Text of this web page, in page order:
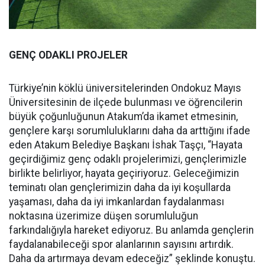
GENÇ ODAKLI PROJELER
Türkiye’nin köklü üniversitelerinden Ondokuz Mayıs
Üniversitesinin de ilçede bulunması ve öğrencilerin
büyük çoğunluğunun Atakum’da ikamet etmesinin,
gençlere karşı sorumluluklarını daha da arttığını ifade
eden Atakum Belediye Başkanı İshak Taşçı, “Hayata
geçirdiğimiz genç odaklı projelerimizi, gençlerimizle
birlikte belirliyor, hayata geçiriyoruz. Geleceğimizin
teminatı olan gençlerimizin daha da iyi koşullarda
yaşaması, daha da iyi imkanlardan faydalanması
noktasına üzerimize düşen sorumluluğun
farkındalığıyla hareket ediyoruz. Bu anlamda gençlerin
faydalanabileceği spor alanlarının sayısını artırdık.
Daha da artırmaya devam edeceğiz” şeklinde konuştu.